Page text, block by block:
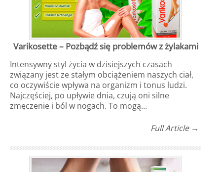
Varikosette – Pozbądź się problemów z żylakami
Intensywny styl życia w dzisiejszych czasach
związany jest ze stałym obciążeniem naszych ciał,
co oczywiście wpływa na organizm i tonus ludzi.
Najczęściej, po upływie dnia, czują oni silne
zmęczenie i ból w nogach. To mogą…
Full Article →